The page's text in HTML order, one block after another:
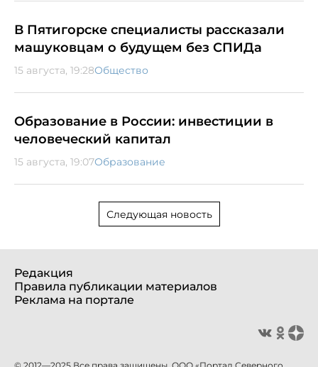
В Пятигорске специалисты рассказали
машуковцам о будущем без СПИДа
15 августа, 19:28Общество
Образование в России: инвестиции в
человеческий капитал
15 августа, 19:07Образование
Следующая новость
Редакция
Правила публикации материалов
Реклама на портале